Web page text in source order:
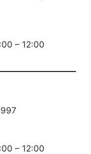
– 12:00
– 12:00